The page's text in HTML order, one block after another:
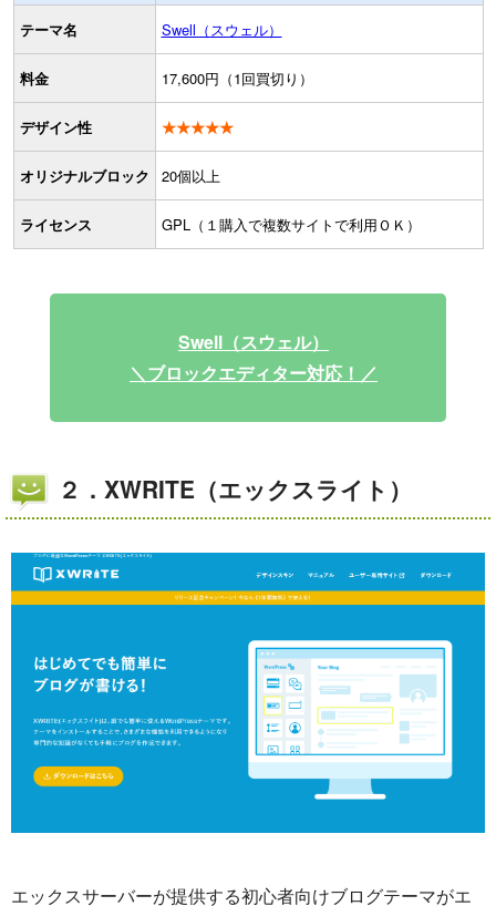
テーマ名 Swell（スウェル）
料金 17,600円（1回買切り）
デザイン性 ★★★★★
オリジナルブロック 20個以上
ライセンス GPL（１購入で複数サイトで利用ＯＫ）
Swell（スウェル）
＼ブロックエディター対応！／
２．XWRITE（エックスライト）
エックスサーバーが提供する初心者向けブログテーマがエ